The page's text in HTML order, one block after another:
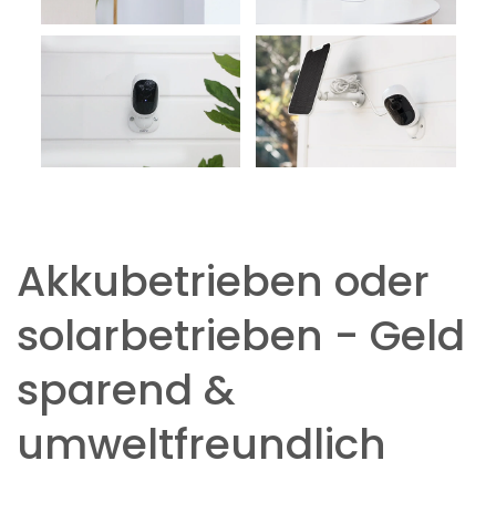
Akkubetrieben oder
solarbetrieben - Geld
sparend &
umweltfreundlich